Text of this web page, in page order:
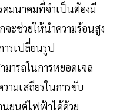
มนาคมที่จำเป็นต้องมี
จะช่วยให้นำความร้อนสูง
ารเปลี่ยนรูป
ารถในการหยอดเจล
ามเสถียรในการขับ
นยนต์ไฟฟ้าได้ด้วย